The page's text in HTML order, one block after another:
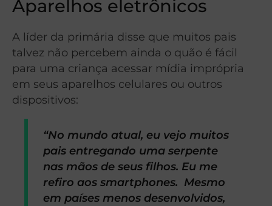
Aparelhos eletrônicos
A líder da primária disse que muitos pais
talvez não percebem ainda o quão é fácil
para uma criança acessar mídia imprópria
em seus aparelhos celulares ou outros
dispositivos:
“No mundo atual, eu vejo muitos
pais entregando uma serpente
nas mãos de seus filhos. Eu me
refiro aos smartphones. Mesmo
em países menos desenvolvidos,